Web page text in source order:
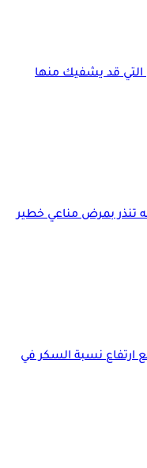
التي قد يشفيك منها
تنذر بمرض مناعي خطير
ارتفاع نسبة السكر في